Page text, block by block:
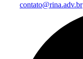
contato@rina.adv.br